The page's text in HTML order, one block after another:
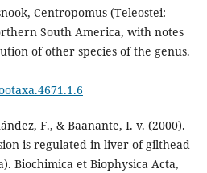
Centropomus (Teleostei:
South America, with notes
of other species of the genus.
F., & Baanante, I. v. (2000).
is regulated in liver of gilthead
Biochimica et Biophysica Acta,